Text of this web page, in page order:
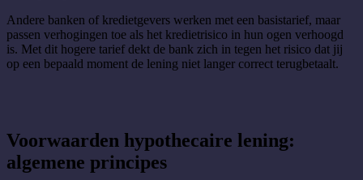
Andere banken of kredietgevers werken met een basistarief, maar
passen verhogingen toe als het kredietrisico in hun ogen verhoogd
is. Met dit hogere tarief dekt de bank zich in tegen het risico dat jij
op een bepaald moment de lening niet langer correct terugbetaalt.
Voorwaarden hypothecaire lening:
algemene principes